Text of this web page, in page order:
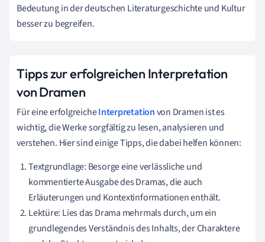
Bedeutung in der deutschen Literaturgeschichte und Kultur
besser zu begreifen.
Tipps zur erfolgreichen Interpretation
von Dramen
Für eine erfolgreicheInterpretationvon Dramen ist es
wichtig, die Werke sorgfältig zu lesen, analysieren und
verstehen. Hier sind einige Tipps, die dabei helfen können:
Textgrundlage: Besorge eine verlässliche und
kommentierte Ausgabe des Dramas, die auch
Erläuterungen und Kontextinformationen enthält.
Lektüre: Lies das Drama mehrmals durch, um ein
grundlegendes Verständnis des Inhalts, der Charaktere